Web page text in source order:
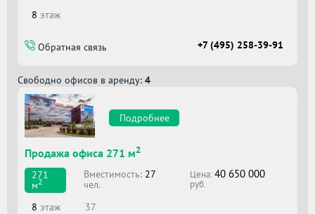
8 этаж
Обратная связь +7 (495) 258-39-91
Свободно офисов в аренду: 4
Подробнее
Продажа офиса 271 м2
271
м2
Вместимоcть: 27
чел.
Цена:40 650 000
руб.
8 этаж 37